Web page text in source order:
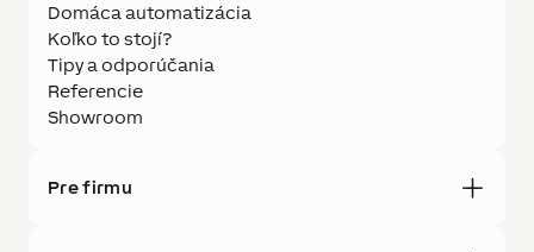
Domáca automatizácia
Koľko to stojí?
Tipy a odporúčania
Referencie
Showroom
Pre firmu